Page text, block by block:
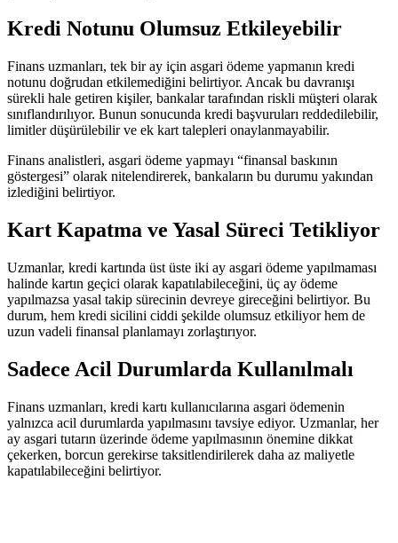
Kredi Notunu Olumsuz Etkileyebilir
Finans uzmanları, tek bir ay için asgari ödeme yapmanın kredi
notunu doğrudan etkilemediğini belirtiyor. Ancak bu davranışı
sürekli hale getiren kişiler, bankalar tarafından riskli müşteri olarak
sınıflandırılıyor. Bunun sonucunda kredi başvuruları reddedilebilir,
limitler düşürülebilir ve ek kart talepleri onaylanmayabilir.
Finans analistleri, asgari ödeme yapmayı “finansal baskının
göstergesi” olarak nitelendirerek, bankaların bu durumu yakından
izlediğini belirtiyor.
Kart Kapatma ve Yasal Süreci Tetikliyor
Uzmanlar, kredi kartında üst üste iki ay asgari ödeme yapılmaması
halinde kartın geçici olarak kapatılabileceğini, üç ay ödeme
yapılmazsa yasal takip sürecinin devreye gireceğini belirtiyor. Bu
durum, hem kredi sicilini ciddi şekilde olumsuz etkiliyor hem de
uzun vadeli finansal planlamayı zorlaştırıyor.
Sadece Acil Durumlarda Kullanılmalı
Finans uzmanları, kredi kartı kullanıcılarına asgari ödemenin
yalnızca acil durumlarda yapılmasını tavsiye ediyor. Uzmanlar, her
ay asgari tutarın üzerinde ödeme yapılmasının önemine dikkat
çekerken, borcun gerekirse taksitlendirilerek daha az maliyetle
kapatılabileceğini belirtiyor.